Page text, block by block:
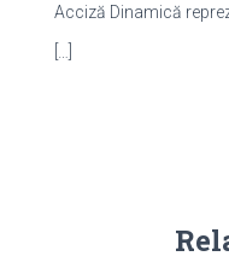
Acciză Dinamică